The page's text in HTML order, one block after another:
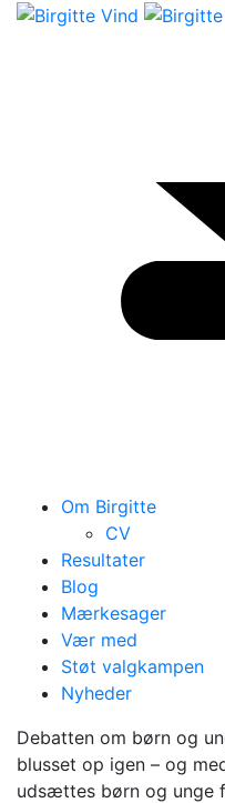
Om Birgitte
CV
Resultater
Blog
Mærkesager
Vær med
Støt valgkampen
Nyheder
Forældre
bedre
om
Debatten om børn og
blusset op igen – og
udsættes børn og unge